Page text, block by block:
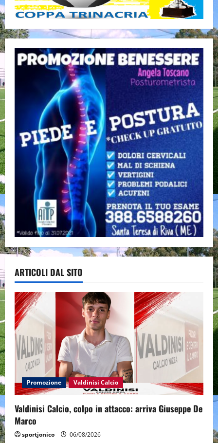
ARTICOLI DAL SITO
Promozione Valdinisi Calcio
Valdinisi Calcio, colpo in attacco: arriva Giuseppe De
Marco
sportjonico 06/08/2026